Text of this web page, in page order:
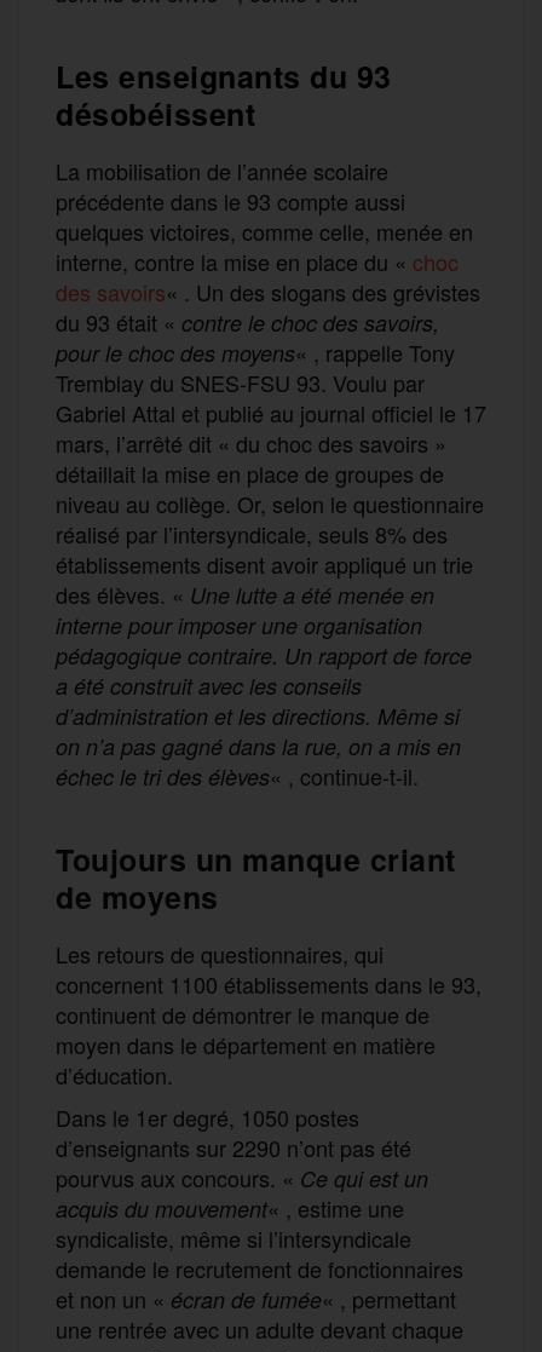
Les enseignants du 93
désobéissent
La mobilisation de l’année scolaire
précédente dans le 93 compte aussi
quelques victoires, comme celle, menée en
interne, contre la mise en place du « choc
des savoirs« . Un des slogans des grévistes
du 93 était « contre le choc des savoirs,
pour le choc des moyens« , rappelle Tony
Tremblay du SNES-FSU 93. Voulu par
Gabriel Attal et publié au journal officiel le 17
mars, l’arrêté dit « du choc des savoirs »
détaillait la mise en place de groupes de
niveau au collège. Or, selon le questionnaire
réalisé par l’intersyndicale, seuls 8% des
établissements disent avoir appliqué un trie
des élèves. « Une lutte a été menée en
interne pour imposer une organisation
pédagogique contraire. Un rapport de force
a été construit avec les conseils
d’administration et les directions. Même si
on n’a pas gagné dans la rue, on a mis en
échec le tri des élèves« , continue-t-il.
Toujours un manque criant
de moyens
Les retours de questionnaires, qui
concernent 1100 établissements dans le 93,
continuent de démontrer le manque de
moyen dans le département en matière
d’éducation.
Dans le 1er degré, 1050 postes
d’enseignants sur 2290 n’ont pas été
pourvus aux concours. « Ce qui est un
acquis du mouvement« , estime une
syndicaliste, même si l’intersyndicale
demande le recrutement de fonctionnaires
et non un « écran de fumée« , permettant
une rentrée avec un adulte devant chaque